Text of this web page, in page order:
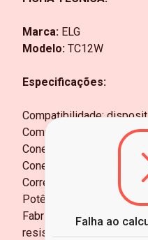
Marca: ELG
Modelo: TC12W
Especificações:
Compatibilidade:
Comprimento: 1,2 metro
Conector: Micro USB
Conector de Saída: Tipo-
Corrente: 2.4A
Potência: 12W
Fabricação: cabo em
resistência
Falha ao